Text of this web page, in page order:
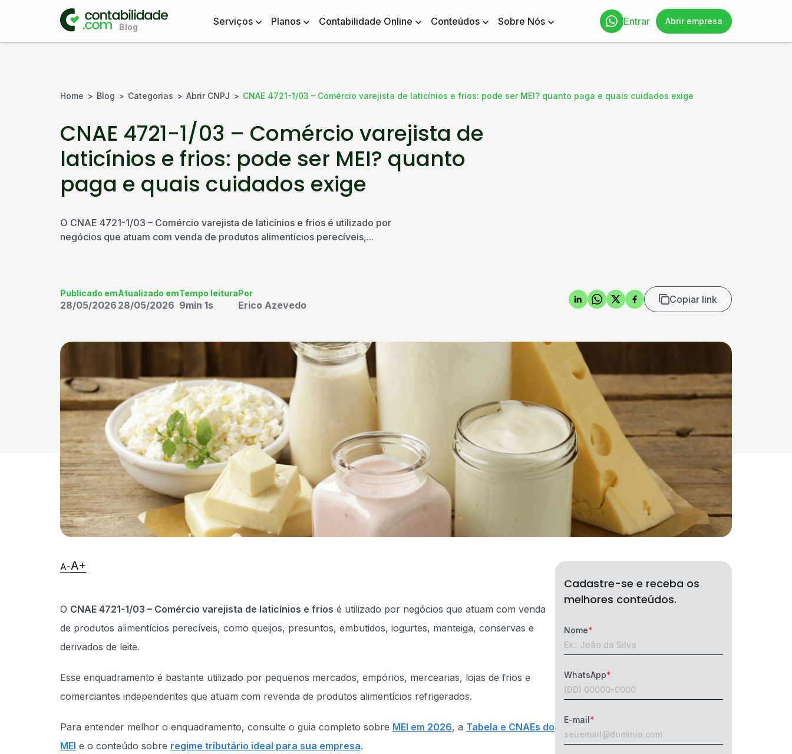
Serviços Planos Contabilidade Online Conteúdos Sobre Nós Entrar Abrir empresa
Home Blog Categorias Abrir CNPJ CNAE 4721-1/03 – Comércio varejista de laticínios e frios: pode ser MEI? quanto paga e quais cuidados exige
CNAE 4721-1/03 – Comércio varejista de
laticínios e frios: pode ser MEI? quanto
paga e quais cuidados exige
O CNAE 4721-1/03 – Comércio varejista de laticínios e frios é utilizado por
negócios que atuam com venda de produtos alimentícios perecíveis,...
Publicado em
28/05/2026
Atualizado em
28/05/2026
Tempo leitura
9min 1s
Por
Erico Azevedo Copiar link
O CNAE 4721-1/03 – Comércio varejista de laticínios e frios é utilizado por negócios que atuam com venda
de produtos alimentícios perecíveis, como queijos, presuntos, embutidos, iogurtes, manteiga, conservas e
derivados de leite.
Esse enquadramento é bastante utilizado por pequenos mercados, empórios, mercearias, lojas de frios e
comerciantes independentes que atuam com revenda de produtos alimentícios refrigerados.
Para entender melhor o enquadramento, consulte o guia completo sobre MEI em 2026, a Tabela e CNAEs do
MEI e o conteúdo sobre regime tributário ideal para sua empresa.
Cadastre-se e receba os
melhores conteúdos.
Nome
WhatsApp
E-mail